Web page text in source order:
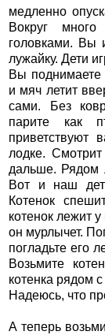
медленно
Вокруг
головками. Вы
лужайку. Дети
Вы поднимаете
и мяч летит
сами. Без
парите как
лодке.
дальше. Рядом
Вот и наш
Котенок
котенок лежит
он мурлычет.
погладьте его
Возьмите
котенка рядом
Надеюсь, что
А теперь